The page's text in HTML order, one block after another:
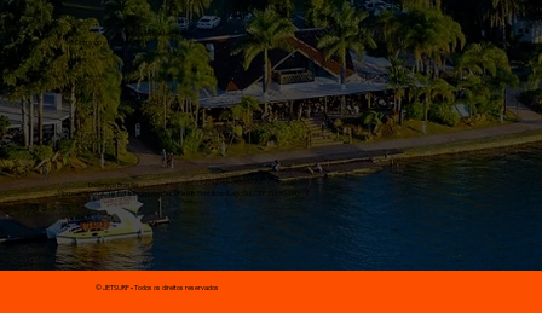
Horário de Atendimento:
Domingo a domingo, 24h
Endereço Brasília:
- Mormaii: SHIS QL 10, Pontão do Lago Sul, lote 08 Pontão do Lago Sul, CEP 71630-100
​​© JETSURF • Todos os direitos reservados